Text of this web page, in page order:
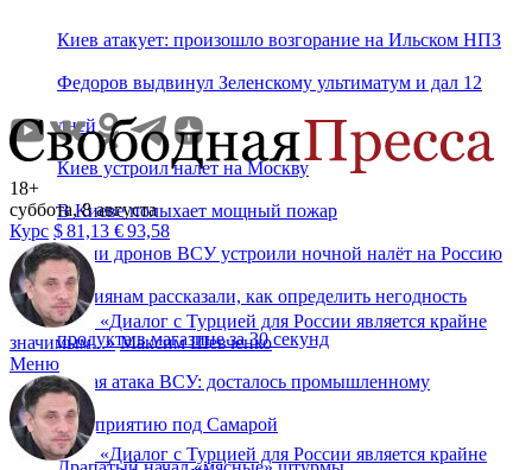
Киев атакует: произошло возгорание на Ильском НПЗ
Федоров выдвинул Зеленскому ультиматум и дал 12
дней
Киев устроил налет на Москву
В Киеве полыхает мощный пожар
Сотни дронов ВСУ устроили ночной налёт на Россию
Россиянам рассказали, как определить негодность
продукта в магазине за 30 секунд
Новая атака ВСУ: досталось промышленному
предприятию под Самарой
18+
суббота, 8 августа
Курс $81,13 €93,58
«Диалог с Турцией для России является крайне
значимым...» Максим Шевченко
Меню
«Диалог с Турцией для России является крайне